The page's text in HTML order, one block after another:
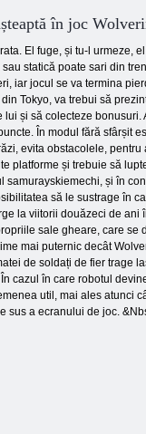
în joc
El fuge, și tu-l
statică poate sari din
iar jocul se va termina
Tokyo, va trebui să
și să colecteze
În modul fără sfârșit
evita obstacolele,
platforme și trebuie să
samurayskiemechi, și în
să le sustrage în
la viitorii douăzeci de
sale gheare, care
mai puternic decât
de soldați de fier trage
cazul în care robotul
util, mai ales
sus a ecranului de joc.